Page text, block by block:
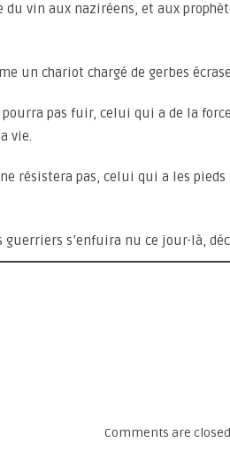
vin aux naziréens, et aux
un chariot chargé de gerbes
pas fuir, celui qui a de la
vie.
résistera pas, celui qui a les pieds
guerriers s’enfuira nu ce jour-là,
Comments are